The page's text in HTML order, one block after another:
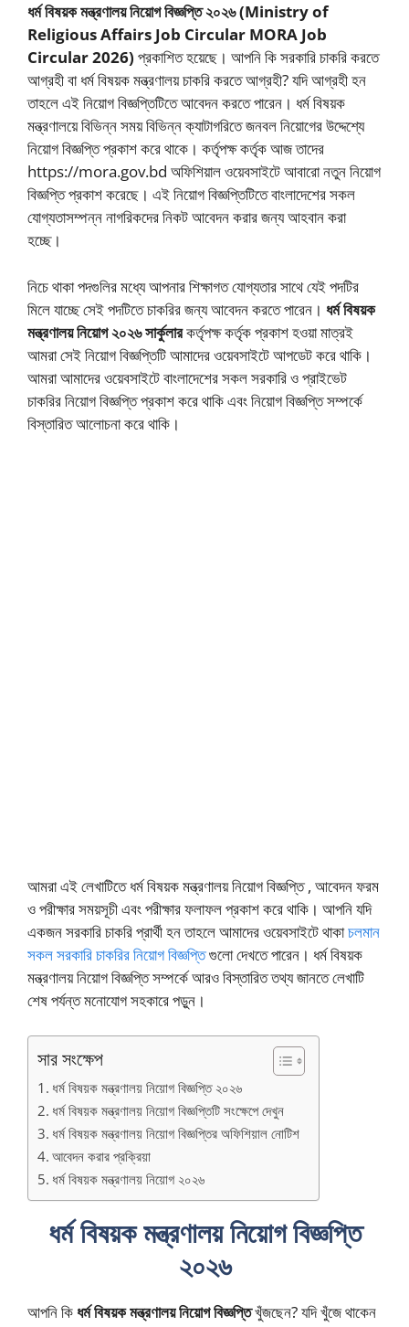
ধর্ম বিষয়ক মন্ত্রণালয় নিয়োগ বিজ্ঞপ্তি ২০২৬(Ministry of
Religious Affairs Job Circular MORA Job
Circular 2026) প্রকাশিত হয়েছে। আপনি কি সরকারি চাকরি করতে
আগ্রহী বা ধর্ম বিষয়ক মন্ত্রণালয় চাকরি করতে আগ্রহী? যদি আগ্রহী হন
তাহলে এই নিয়োগ বিজ্ঞপ্তিটিতে আবেদন করতে পারেন। ধর্ম বিষয়ক
মন্ত্রণালয়ে বিভিন্ন সময় বিভিন্ন ক্যাটাগরিতে জনবল নিয়োগের উদ্দেশ্যে
নিয়োগ বিজ্ঞপ্তি প্রকাশ করে থাকে। কর্তৃপক্ষ কর্তৃক আজ তাদের
https://mora.gov.bd অফিশিয়াল ওয়েবসাইটে আবারো নতুন নিয়োগ
বিজ্ঞপ্তি প্রকাশ করেছে। এই নিয়োগ বিজ্ঞপ্তিটিতে বাংলাদেশের সকল
যোগ্যতাসম্পন্ন নাগরিকদের নিকট আবেদন করার জন্য আহবান করা
হচ্ছে।
নিচে থাকা পদগুলির মধ্যে আপনার শিক্ষাগত যোগ্যতার সাথে যেই পদটির
মিলে যাচ্ছে সেই পদটিতে চাকরির জন্য আবেদন করতে পারেন। ধর্ম বিষয়ক
মন্ত্রণালয় নিয়োগ ২০২৬ সার্কুলারকর্তৃপক্ষ কর্তৃক প্রকাশ হওয়া মাত্রই
আমরা সেই নিয়োগ বিজ্ঞপ্তিটি আমাদের ওয়েবসাইটে আপডেট করে থাকি।
আমরা আমাদের ওয়েবসাইটে বাংলাদেশের সকল সরকারি ও প্রাইভেট
চাকরির নিয়োগ বিজ্ঞপ্তি প্রকাশ করে থাকি এবং নিয়োগ বিজ্ঞপ্তি সম্পর্কে
বিস্তারিত আলোচনা করে থাকি।
আমরা এই লেখাটিতে ধর্ম বিষয়ক মন্ত্রণালয় নিয়োগ বিজ্ঞপ্তি , আবেদন ফরম
ও পরীক্ষার সময়সূচী এবং পরীক্ষার ফলাফল প্রকাশ করে থাকি। আপনি যদি
একজন সরকারি চাকরি প্রার্থী হন তাহলে আমাদের ওয়েবসাইটে থাকাচলমান
সকল সরকারি চাকরির নিয়োগ বিজ্ঞপ্তিগুলো দেখতে পারেন। ধর্ম বিষয়ক
মন্ত্রণালয় নিয়োগ বিজ্ঞপ্তি সম্পর্কে আরও বিস্তারিত তথ্য জানতে লেখাটি
শেষ পর্যন্ত মনোযোগ সহকারে পড়ুন।
সার সংক্ষেপ
ধর্ম বিষয়ক মন্ত্রণালয় নিয়োগ বিজ্ঞপ্তি ২০২৬
ধর্ম বিষয়ক মন্ত্রণালয় নিয়োগ বিজ্ঞপ্তিটি সংক্ষেপে দেখুন
ধর্ম বিষয়ক মন্ত্রণালয় নিয়োগ বিজ্ঞপ্তির অফিশিয়াল নোটিশ
আবেদন করার প্রক্রিয়া
ধর্ম বিষয়ক মন্ত্রণালয় নিয়োগ ২০২৬
ধর্ম বিষয়ক মন্ত্রণালয় নিয়োগ বিজ্ঞপ্তি
২০২৬
আপনি কিধর্ম বিষয়ক মন্ত্রণালয় নিয়োগ বিজ্ঞপ্তিখুঁজছেন? যদি খুঁজে থাকেন